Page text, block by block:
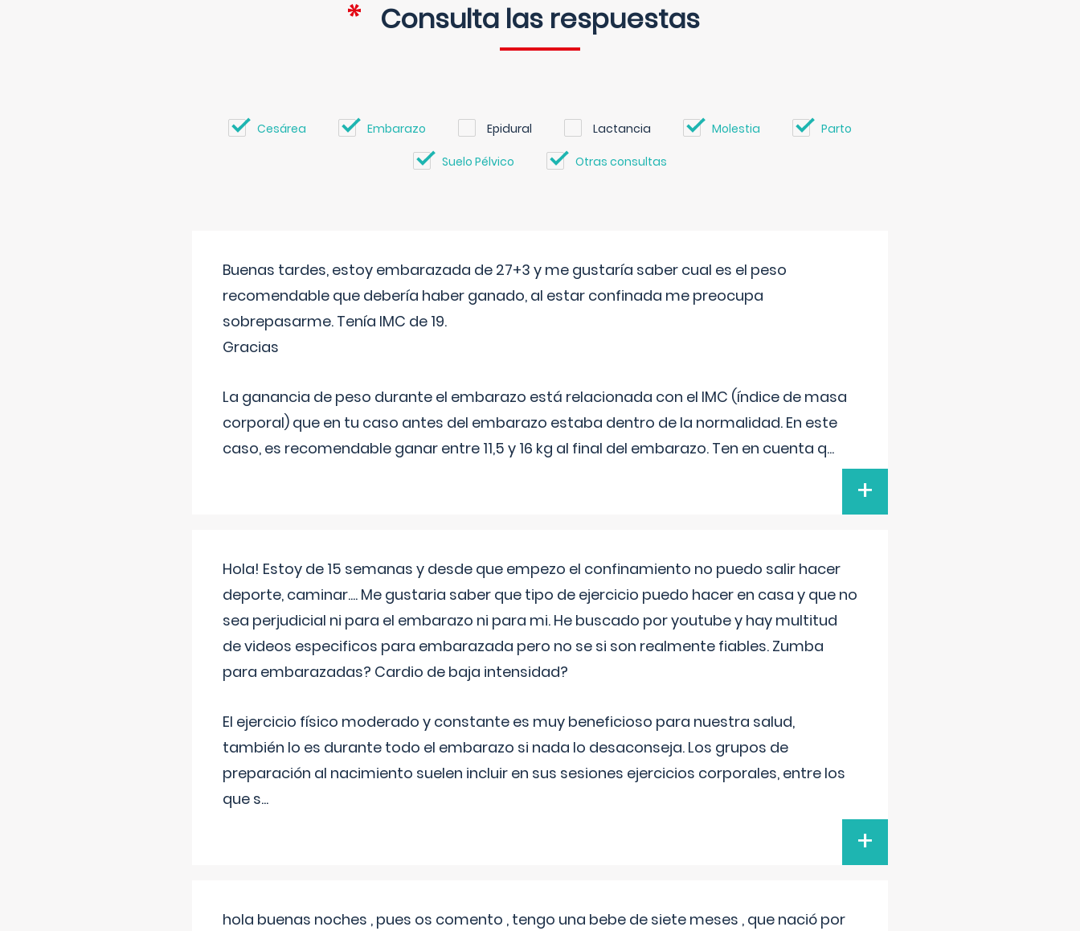
Consulta las respuestas
Cesárea Embarazo Epidural Lactancia Molestia Parto
Suelo Pélvico Otras consultas
Buenas tardes, estoy embarazada de 27+3 y me gustaría saber cual es el peso
recomendable que debería haber ganado, al estar confinada me preocupa
sobrepasarme. Tenía IMC de 19.
Gracias
La ganancia de peso durante el embarazo está relacionada con el IMC (índice de masa
corporal) que en tu caso antes del embarazo estaba dentro de la normalidad. En este
caso, es recomendable ganar entre 11,5 y 16 kg al final del embarazo. Ten en cuenta q...
+
Hola! Estoy de 15 semanas y desde que empezo el confinamiento no puedo salir hacer
deporte, caminar.... Me gustaria saber que tipo de ejercicio puedo hacer en casa y que no
sea perjudicial ni para el embarazo ni para mi. He buscado por youtube y hay multitud
de videos especificos para embarazada pero no se si son realmente fiables. Zumba
para embarazadas? Cardio de baja intensidad?
El ejercicio físico moderado y constante es muy beneficioso para nuestra salud,
también lo es durante todo el embarazo si nada lo desaconseja. Los grupos de
preparación al nacimiento suelen incluir en sus sesiones ejercicios corporales, entre los
que s...
+
hola buenas noches , pues os comento , tengo una bebe de siete meses , que nació por